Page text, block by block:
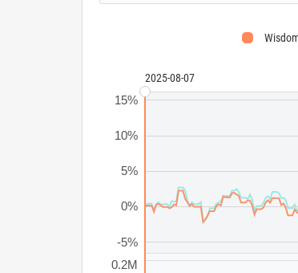
2025-08-07
0.2M
-5%
0%
5%
10%
15%